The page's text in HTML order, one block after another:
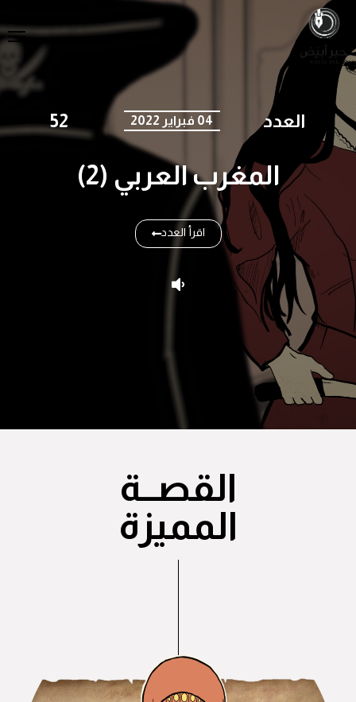
العدد 04 فبراير 2022 52
المغرب العربي (2)
اقرأ العدد
القصــة
المميزة